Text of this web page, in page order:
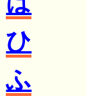
ひ
ふ